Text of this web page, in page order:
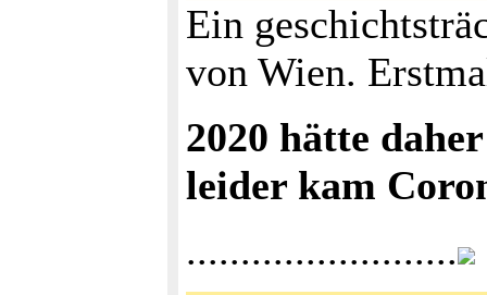
Ein
von Wien.
2020 hätte
leider kam
.........................